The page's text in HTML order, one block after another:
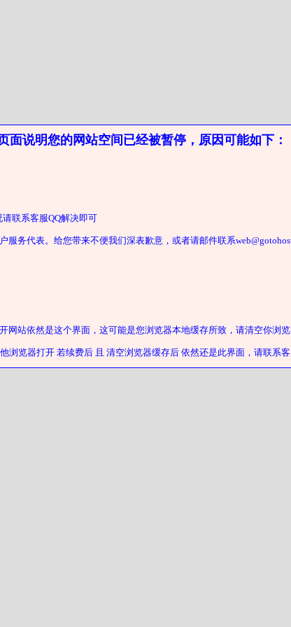
面说明您的网站空间已经被暂停，原因可能如下：
联系客服QQ解决即可
服务代表。给您带来不便我们深表歉意，或者请邮件联系
网站依然是这个界面，这可能是您浏览器本地缓存所致，请清空你浏
浏览器打开 若续费后 且 清空浏览器缓存后 依然还是此界面，请联系